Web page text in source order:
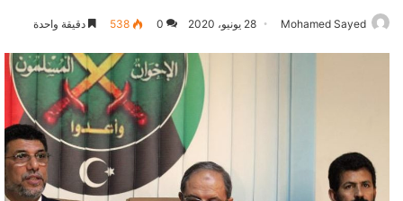
Mohamed Sayed 28 يونيو، 2020 0
538 دقيقة واحدة